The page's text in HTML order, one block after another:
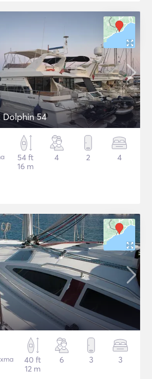
54
54 ft
16 m
4 2 4
40 ft
12 m
6 3 3